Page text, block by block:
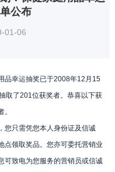
公布
01-06
品幸运抽奖已于2008年12月15
取了201位获奖者。恭喜以下获
您只需凭您本人身份证及信诚
点领取奖品。您亦可委托营销业
可致电为您服务的营销员或信诚